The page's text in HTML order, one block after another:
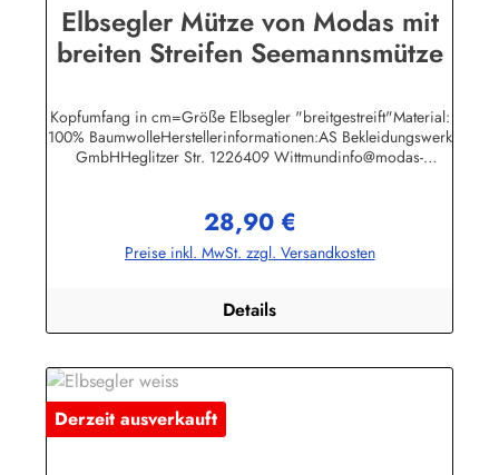
Elbsegler Mütze von Modas mit
breiten Streifen Seemannsmütze
Kopfumfang in cm=Größe Elbsegler "breitgestreift"Material:
100% BaumwolleHerstellerinformationen:AS Bekleidungswerk
GmbHHeglitzer Str. 1226409 Wittmundinfo@modas-
Regulärer Preis:
28,90 €
Preise inkl. MwSt. zzgl. Versandkosten
Details
Derzeit ausverkauft